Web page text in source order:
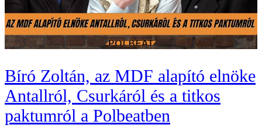
Bíró Zoltán, az MDF alapító elnöke
Antallról, Csurkáról és a titkos
paktumról a Polbeatben